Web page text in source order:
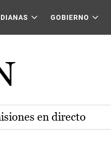
GOBIERNO
en directo